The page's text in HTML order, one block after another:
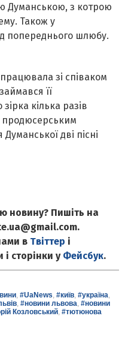
Думанською, з котрою
Також у
попереднього шлюбу.
зі співаком
її
кілька разів
продюсерським
дві пісні
новину? Пишіть на
в Твіттер і
сторінки у Фейсбук.
, #UaNews, #київ, #україна,
, #новини львова, #новини
Козловський, #тютюнова